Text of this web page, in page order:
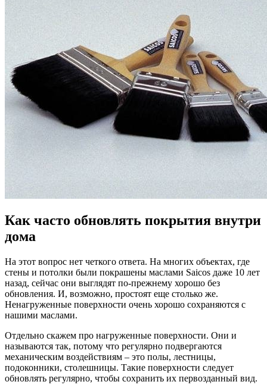
Как часто обновлять покрытия внутри
дома
На этот вопрос нет четкого ответа. На многих объектах, где
стены и потолки были покрашены маслами Saicos даже 10 лет
назад, сейчас они выглядят по-прежнему хорошо без
обновления. И, возможно, простоят еще столько же.
Ненагруженные поверхности очень хорошо сохраняются с
нашими маслами.
Отдельно скажем про нагруженные поверхности. Они и
называются так, потому что регулярно подвергаются
механическим воздействиям – это полы, лестницы,
подоконники, столешницы. Такие поверхности следует
обновлять регулярно, чтобы сохранить их первозданный вид.